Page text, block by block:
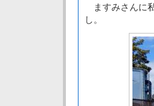
ますみさんに
し。